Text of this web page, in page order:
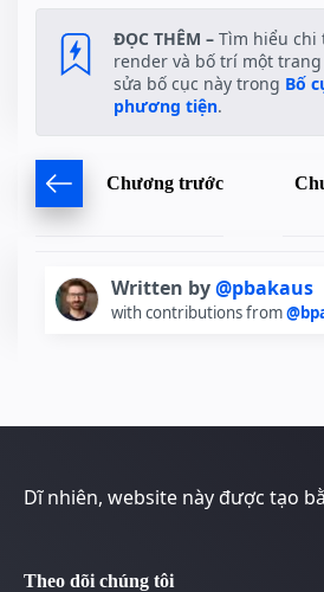
ĐỌC THÊM – Tìm hiểu chi
render và bố trí một
sửa bố cục này trong Bố
phương tiện.
Chương trước
Written by@pbakaus
with contributions from
Dĩ nhiên, website này được tạo
Theo dõi chúng tôi